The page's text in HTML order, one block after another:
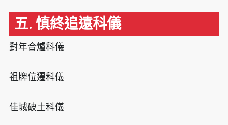
五. 慎終追遠科儀
對年合爐科儀
祖牌位遷科儀
佳城破土科儀